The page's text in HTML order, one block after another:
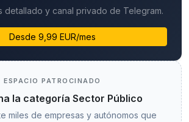
detallado y canal privado de Telegram.
Desde 9,99 EUR/mes
ESPACIO PATROCINADO
la categoría Sector Público
miles de empresas y autónomos que